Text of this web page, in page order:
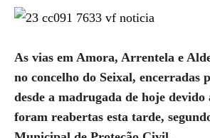
As vias em Amora, Arrentela e
no concelho do Seixal, encerradas
desde a madrugada de hoje
foram reabertas esta tarde,